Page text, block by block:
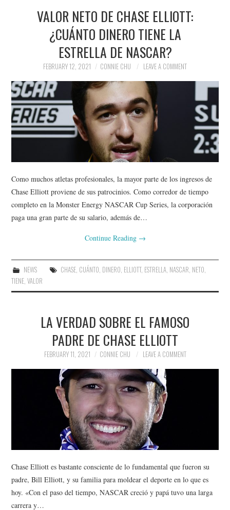
VALOR NETO DE CHASE ELLIOTT:
¿CUÁNTO DINERO TIENE LA
ESTRELLA DE NASCAR?
FEBRUARY 12, 2021 CONNIE CHU LEAVE A COMMENT
Como muchos atletas profesionales, la mayor parte de los ingresos de
Chase Elliott proviene de sus patrocinios. Como corredor de tiempo
completo en la Monster Energy NASCAR Cup Series, la corporación
paga una gran parte de su salario, además de…
Continue Reading →
NEWS CHASE, CUÁNTO, DINERO, ELLIOTT, ESTRELLA, NASCAR, NETO,
TIENE,VALOR
LA VERDAD SOBRE EL FAMOSO
PADRE DE CHASE ELLIOTT
FEBRUARY 11, 2021 CONNIE CHU LEAVE A COMMENT
Chase Elliott es bastante consciente de lo fundamental que fueron su
padre, Bill Elliott, y su familia para moldear el deporte en lo que es
hoy. «Con el paso del tiempo, NASCAR creció y papá tuvo una larga
carrera y…